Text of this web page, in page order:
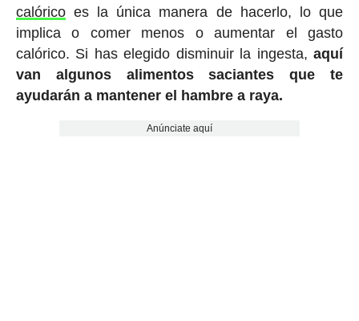
calóricoes la única manera de hacerlo, lo que
implica o comer menos o aumentar el gasto
calórico. Si has elegido disminuir la ingesta,aquí
van algunos alimentos saciantes que te
ayudarán a mantener el hambre a raya.
Anúnciate aquí